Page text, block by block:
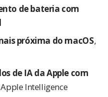
de bateria com
próxima do macOS,
de IA da Apple com
Intelligence